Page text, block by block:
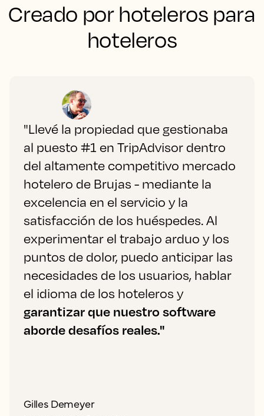
Creado por hoteleros para
hoteleros
"Llevé la propiedad que gestionaba
al puesto #1 en TripAdvisor dentro
del altamente competitivo mercado
hotelero de Brujas - mediante la
excelencia en el servicio y la
satisfacción de los huéspedes. Al
experimentar el trabajo arduo y los
puntos de dolor, puedo anticipar las
necesidades de los usuarios, hablar
el idioma de los hoteleros y
garantizar que nuestro software
aborde desafíos reales."
Gilles Demeyer